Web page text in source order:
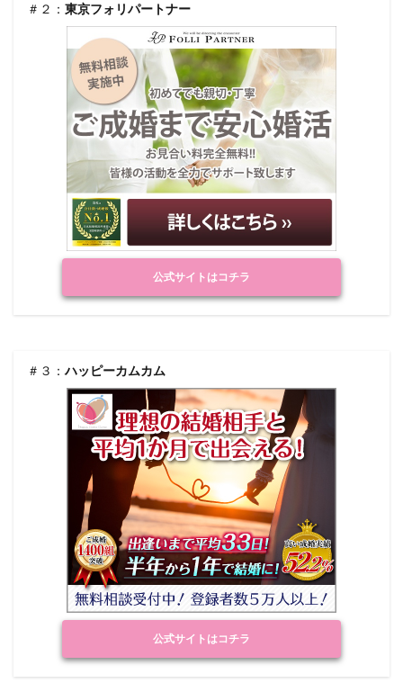
＃２： 東京フォリパートナー
公式サイトはコチラ
＃３：ハッピーカムカム
公式サイトはコチラ